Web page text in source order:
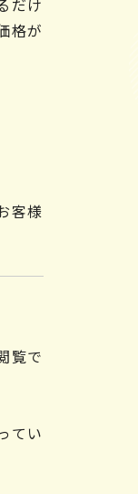
格が
客様
覧で
てい